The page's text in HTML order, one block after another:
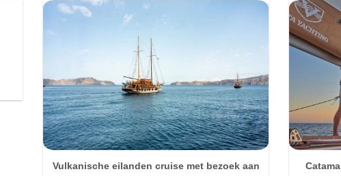
Vulkanische eilanden cruise met bezoek aan